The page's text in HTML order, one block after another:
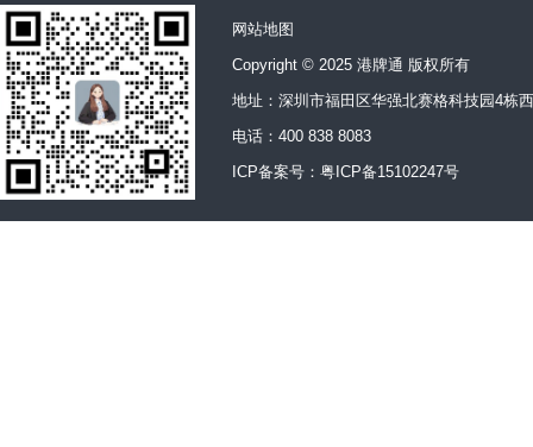
网站地图
Copyright © 2025 港牌通 版权所有
地址：深圳市福田区华强北赛格科技园4栋
电话：400 838 8083
ICP备案号： 粤ICP备15102247号